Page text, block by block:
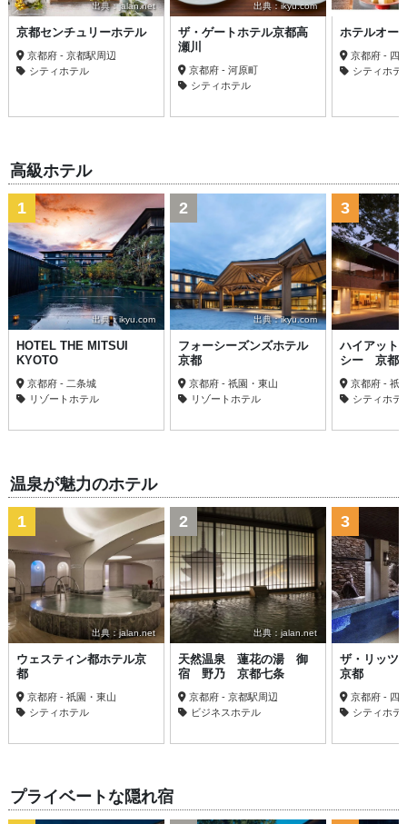
出典：jalan.net
京都センチュリーホテル
京都府 - 京都駅周辺
シティホテル
出典：ikyu.com
ザ・ゲートホテル京都高
瀬川
京都府 - 河原町
シティホテル
ホテルオー
京都府 - 四
シティホテ
高級ホテル
出典：ikyu.com
1
HOTEL THE MITSUI
KYOTO
京都府 - 二条城
リゾートホテル
出典：ikyu.com
2
フォーシーズンズホテル
京都
京都府 - 祇園・東山
リゾートホテル
3
ハイアット
シー 京都
京都府 - 祇
シティホテ
温泉が魅力のホテル
出典：jalan.net
1
ウェスティン都ホテル京
都
京都府 - 祇園・東山
シティホテル
出典：jalan.net
2
天然温泉 蓮花の湯 御
宿 野乃 京都七条
京都府 - 京都駅周辺
ビジネスホテル
3
ザ・リッツ
京都
京都府 - 四
シティホテ
プライベートな隠れ宿